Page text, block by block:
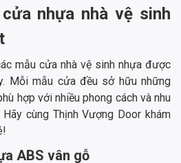
nhựa nhà vệ sinh
mẫu cửa nhà vệ sinh nhựa được
Mỗi mẫu cửa đều sở hữu những
hợp với nhiều phong cách và nhu
cùng Thịnh Vượng Door khám
ABS vân gỗ